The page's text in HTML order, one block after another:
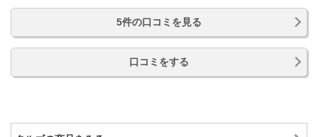
5件の口コミを見る
口コミをする